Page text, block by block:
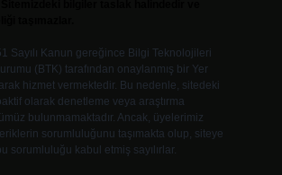
Sayılı Kanun gereğince Bilgi Teknolojileri
(BTK) tarafından onaylanmış bir Yer
hizmet vermektedir. Bu nedenle, sitedeki
olarak denetleme veya araştırma
bulunmamaktadır. Ancak, üyelerimiz
sorumluluğunu taşımakta olup, siteye
sorumluluğu kabul etmiş sayılırlar.